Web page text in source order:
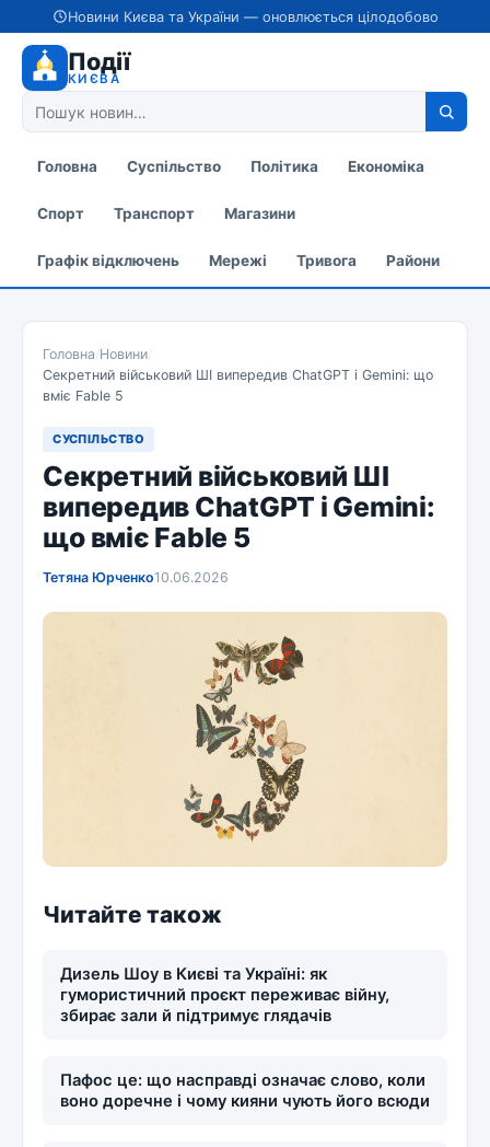
Новини Києва та України — оновлюється цілодобово
Події
КИЄВА
Головна Суспільство Політика Економіка
Спорт Транспорт Магазини
Графік відключень Мережі Тривога Райони
Головна/Новини/
Секретний військовий ШІ випередив ChatGPT і Gemini: що
вміє Fable 5
СУСПІЛЬСТВО
Секретний військовий ШІ
випередив ChatGPT і Gemini:
що вміє Fable 5
Тетяна Юрченко10.06.2026
Читайте також
Дизель Шоу в Києві та Україні: як
гумористичний проєкт переживає війну,
збирає зали й підтримує глядачів
Пафос це: що насправді означає слово, коли
воно доречне і чому кияни чують його всюди